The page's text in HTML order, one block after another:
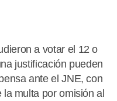
a votar el 12 o
justificación pueden
ante el JNE, con
multa por omisión al